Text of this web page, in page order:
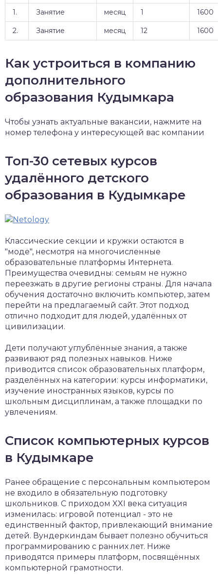
1. Занятие месяц 1 1600
2. Занятие месяц 12 1600
Как устроиться в компанию
дополнительного
образования Кудымкара
Чтобы узнать актуальные вакансии, нажмите на
номер телефона у интересующей вас компании
Топ-30 сетевых курсов
удалённого детского
образования в Кудымкаре
Классические секции и кружки остаются в
"моде", несмотря на многочисленные
образовательные платформы Интернета.
Преимущества очевидны: семьям не нужно
переезжать в другие регионы страны. Для начала
обучения достаточно включить компьютер, затем
перейти на предлагаемый сайт. Этот подход
отлично подходит для людей, удалённых от
цивилизации.
Дети получают углублённые знания, а также
развивают ряд полезных навыков. Ниже
приводится список образовательных платформ,
разделённых на категории: курсы информатики,
изучение иностранных языков, курсы по
школьным дисциплинам, а также площадки по
увлечениям.
Список компьютерных курсов
в Кудымкаре
Ранее обращение с персональным компьютером
не входило в обязательную подготовку
школьников. С приходом XXI века ситуация
изменилась: игровой потенциал - это не
единственный фактор, привлекающий внимание
детей. Вундеркиндам бывает полезно обучиться
программированию с ранних лет. Ниже
приводятся примеры платформ, посвящённых
компьютерной грамотности.